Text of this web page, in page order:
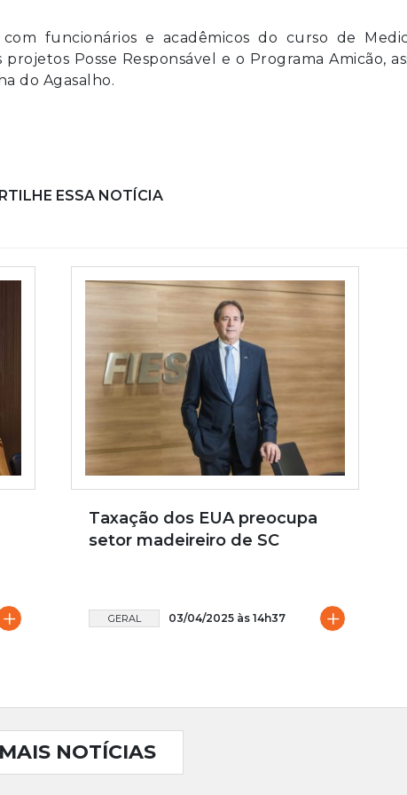
funcionários e acadêmicos do curso de
Posse Responsável e o Programa Amicão,
do Agasalho.
ESSA NOTÍCIA
+
Taxação dos EUA preocupa
setor madeireiro de SC
GERAL 03/04/2025 às 14h37 +
NOTÍCIAS